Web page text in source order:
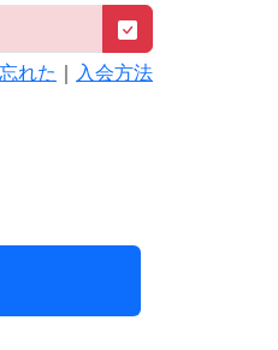
れた ｜ 入会方法